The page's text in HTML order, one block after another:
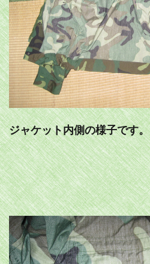
ジャケット内側の様子です。